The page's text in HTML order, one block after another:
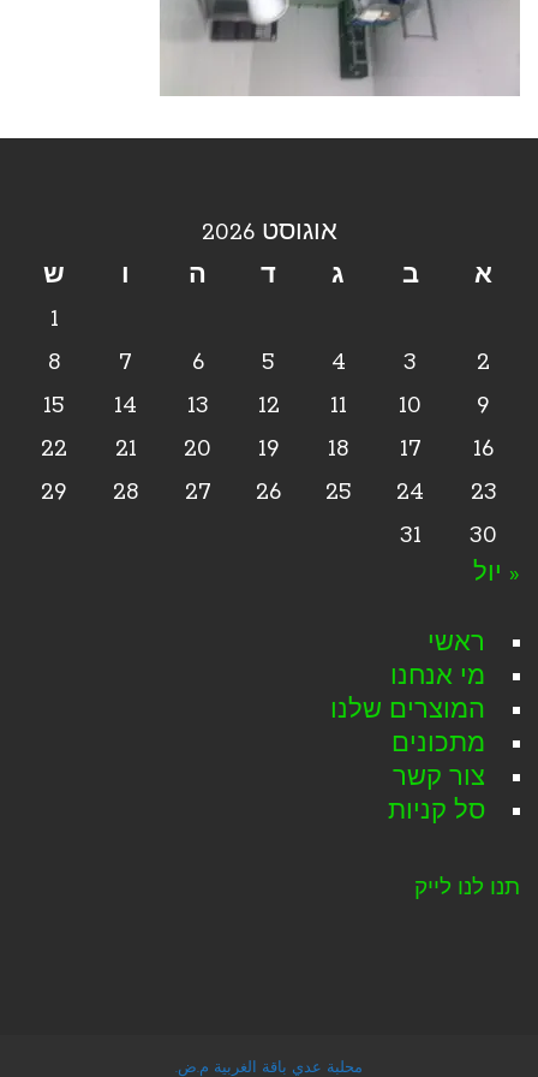
אוגוסט 2026
א
ב ג ד ה ו
ש
1
2
3
4
5
6
7
8
9
10
11
12
13
14
15
16
17
18
19
20
21
22
23
24
25
26
27
28
29
30
31
« יול
ראשי
מי אנחנו
המוצרים שלנו
מתכונים
צור קשר
סל קניות
תנו לנו לייק
محلبة عدي باقة الغربية م.ض.